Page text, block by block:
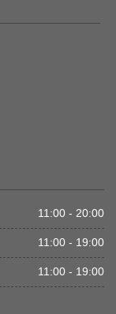
11:00 - 20:00
11:00 - 19:00
11:00 - 19:00